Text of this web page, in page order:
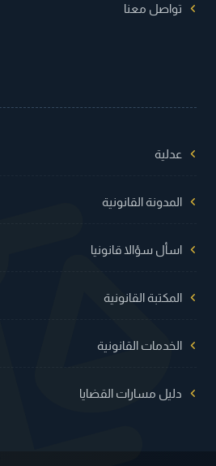
تواصل معنا
عدلية
المدونة القانونية
اسأل سؤالا قانونيا
المكتبة القانونية
الخدمات القانونية
دليل مسارات القضايا